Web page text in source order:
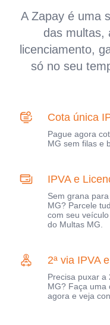
A Zapay é uma
das multas,
licenciamento,
só no seu
Cota única
Pague agora
MG sem filas e
IPVA e
Sem grana
MG? Parcele
com seu
do Multas MG.
2ª via IPVA
Precisa puxar a
MG? Faça uma
agora e veja